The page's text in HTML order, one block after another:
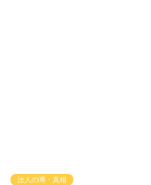
法人の噂・真相